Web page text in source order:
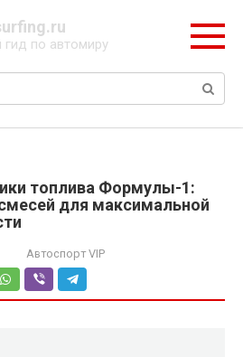
по автомиру
топлива Формулы-1:
для максимальной
Автоспорт VIP